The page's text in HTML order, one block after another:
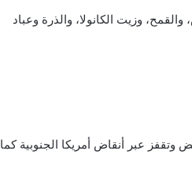
وزيت الكانولا، والذرة وعباد
وتقفز عبر أنقاض أمريكا الجنوبية كما